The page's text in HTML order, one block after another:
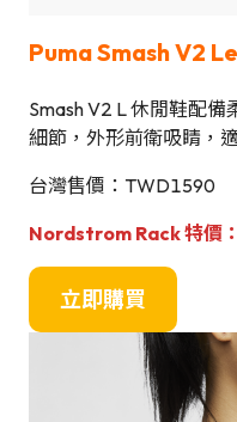
Puma Smash V2
Smash V2 L 休閒鞋配
細節，外形前衛吸睛，
台灣售價：TWD1590
Nordstrom Rack 特價
立即購買